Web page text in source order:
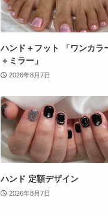
ハンド＋フット 「ワンカラ
＋ミラー」
2026年8月7日
ハンド 定額デザイン
2026年8月7日